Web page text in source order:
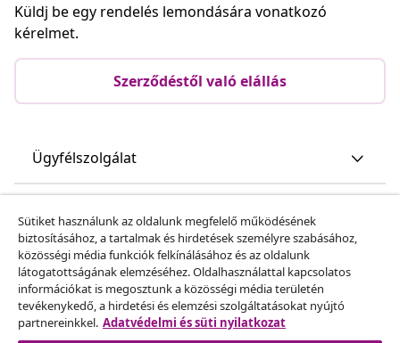
Küldj be egy rendelés lemondására vonatkozó
kérelmet.
Szerződéstől való elállás
Ügyfélszolgálat
vidaXL
Fedezz fel többet
Sütiket használunk az oldalunk megfelelő működésének
biztosításához, a tartalmak és hirdetések személyre szabásához,
közösségi média funkciók felkínálásához és az oldalunk
látogatottságának elemzéséhez. Oldalhasználattal kapcsolatos
információkat is megosztunk a közösségi média területén
tevékenykedő, a hirdetési és elemzési szolgáltatásokat nyújtó
partnereinkkel. Adatvédelmi és süti nyilatkozat